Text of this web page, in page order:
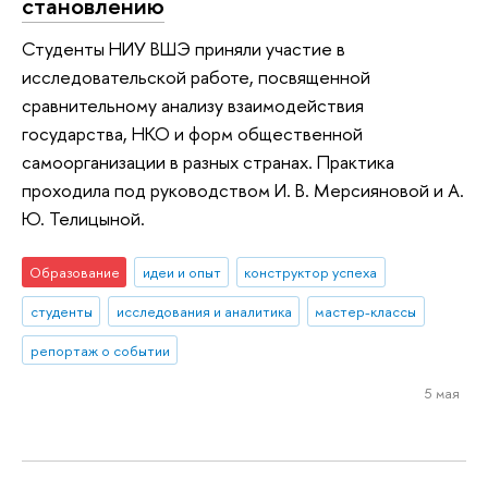
Студенты НИУ ВШЭ приняли участие в
исследовательской работе, посвященной
сравнительному анализу взаимодействия
государства, НКО и форм общественной
самоорганизации в разных странах. Практика
проходила под руководством И. В. Мерсияновой и А.
Ю. Телицыной.
Образование идеи и опыт
конструктор успеха
студенты
исследования и аналитика
мастер-классы
репортаж о событии
5 мая